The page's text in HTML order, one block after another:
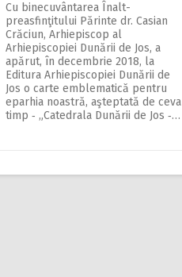
Cu binecuvântarea Înalt­­
preasfinţitului Pă­rinte dr. Casian
Crăciun, Arhiepiscop al
Arhiepiscopiei Dunării de Jos, a
apărut, în decembrie 2018, la
Editura Arhiepiscopiei Dunării de
Jos o carte emblematică pentru
eparhia noastră, aşteptată de ceva
timp ‑ „Catedrala Dunării de Jos ‑…